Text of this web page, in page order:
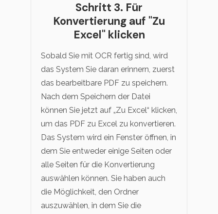
Schritt 3. Für
Konvertierung auf "Zu
Excel" klicken
Sobald Sie mit OCR fertig sind, wird
das System Sie daran erinnern, zuerst
das bearbeitbare PDF zu speichern.
Nach dem Speichern der Datei
können Sie jetzt auf „Zu Excel“ klicken,
um das PDF zu Excel zu konvertieren.
Das System wird ein Fenster öffnen, in
dem Sie entweder einige Seiten oder
alle Seiten für die Konvertierung
auswählen können. Sie haben auch
die Möglichkeit, den Ordner
auszuwählen, in dem Sie die